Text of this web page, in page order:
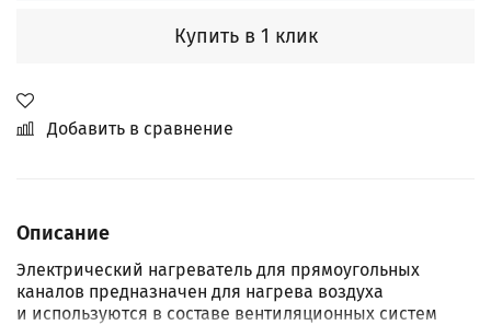
Купить в 1 клик
Добавить в сравнение
Описание
Электрический нагреватель для прямоугольных
каналов предназначен для нагрева воздуха
и используются в составе вентиляционных систем